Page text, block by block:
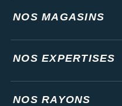
NOS MAGASINS
NOS EXPERTISES
NOS RAYONS